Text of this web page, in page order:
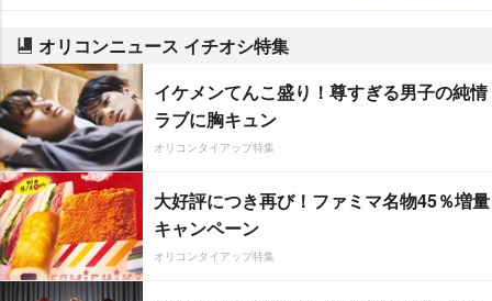
オリコンニュース イチオシ特集
イケメンてんこ盛り！尊すぎる男子の純情
ラブに胸キュン
オリコンタイアップ特集
大好評につき再び！ファミマ名物45％増量
キャンペーン
オリコンタイアップ特集